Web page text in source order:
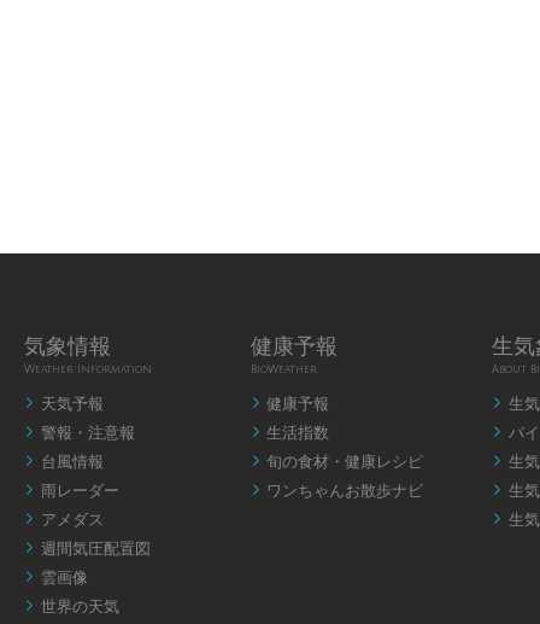
気象情報
Weather Information
 天気予報
 警報・注意報
 台風情報
 雨レーダー
 アメダス
 週間気圧配置図
 雲画像
 世界の天気
健康予報
BioWeather
 健康予報
 生活指数
 旬の食材・健康レシピ
 ワンちゃんお散歩ナビ
生気
About
 生
 バ
 生
 生
 生